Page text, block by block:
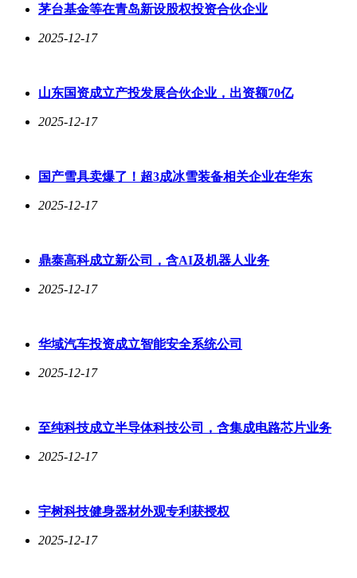
茅台基金等在青岛新设股权投资合伙企业
2025-12-17
山东国资成立产投发展合伙企业，出资额70亿
2025-12-17
国产雪具卖爆了！超3成冰雪装备相关企业在华东
2025-12-17
鼎泰高科成立新公司，含AI及机器人业务
2025-12-17
华域汽车投资成立智能安全系统公司
2025-12-17
至纯科技成立半导体科技公司，含集成电路芯片业务
2025-12-17
宇树科技健身器材外观专利获授权
2025-12-17